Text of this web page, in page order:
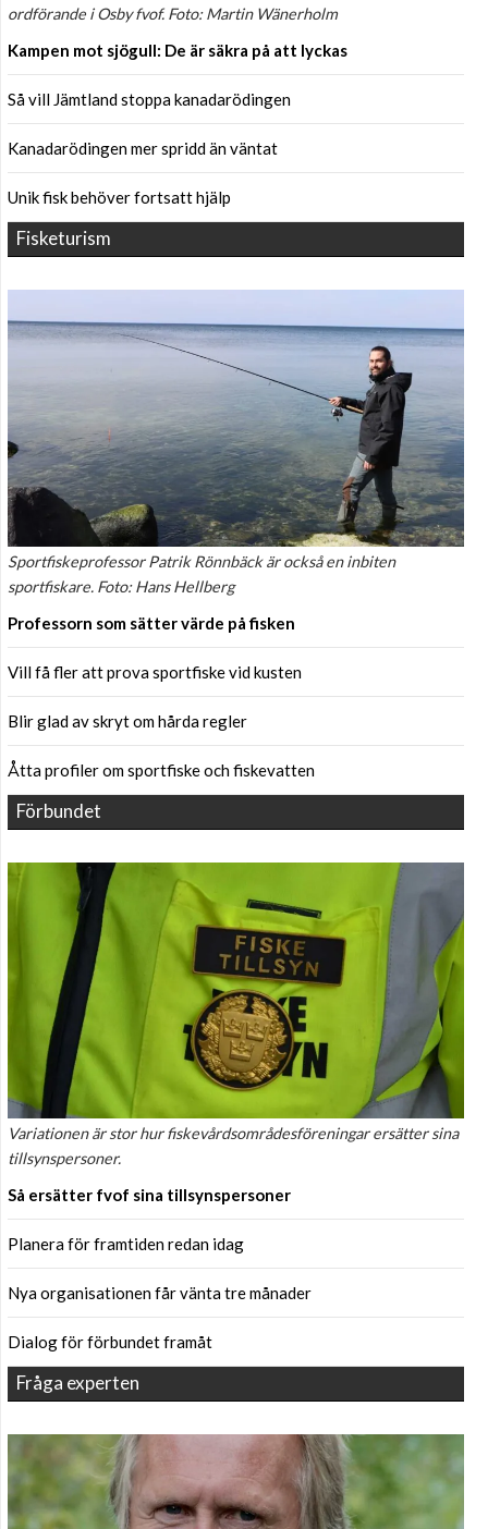
ordförande i Osby fvof. Foto: Martin Wänerholm
Kampen mot sjögull: De är säkra på att lyckas
Så vill Jämtland stoppa kanadarödingen
Kanadarödingen mer spridd än väntat
Unik fisk behöver fortsatt hjälp
Fisketurism
Sportfiskeprofessor Patrik Rönnbäck är också en inbiten
sportfiskare. Foto: Hans Hellberg
Professorn som sätter värde på fisken
Vill få fler att prova sportfiske vid kusten
Blir glad av skryt om hårda regler
Åtta profiler om sportfiske och fiskevatten
Förbundet
Variationen är stor hur fiskevårdsområdesföreningar ersätter sina
tillsynspersoner.
Så ersätter fvof sina tillsynspersoner
Planera för framtiden redan idag
Nya organisationen får vänta tre månader
Dialog för förbundet framåt
Fråga experten